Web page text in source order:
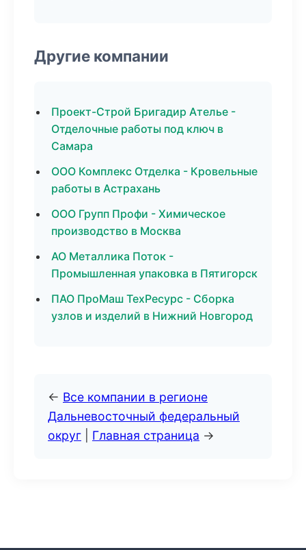
Другие компании
Проект-Строй Бригадир Ателье -
Отделочные работы под ключ в
Самара
ООО Комплекс Отделка - Кровельные
работы в Астрахань
ООО Групп Профи - Химическое
производство в Москва
АО Металлика Поток -
Промышленная упаковка в Пятигорск
ПАО ПроМаш ТехРесурс - Сборка
узлов и изделий в Нижний Новгород
← Все компании в регионе
Дальневосточный федеральный
округ
Главная страница →